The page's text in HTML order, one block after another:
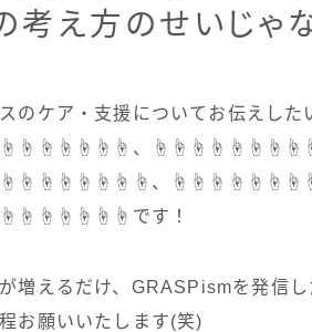
考え方のせいじゃ
のケア・支援についてお伝えした
、
、
です！
増えるだけ、GRASPismを発信し
お願いいたします(笑)